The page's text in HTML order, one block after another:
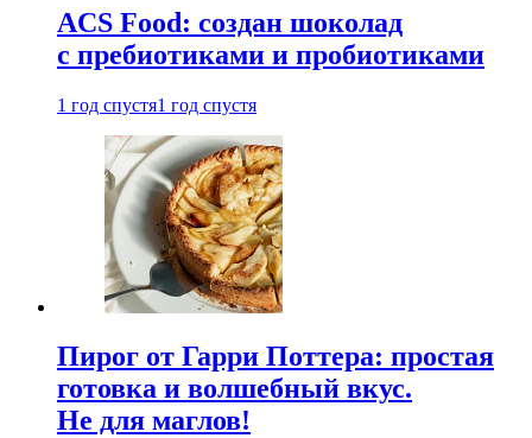
ACS Food: создан шоколад
с пребиотиками и пробиотиками
1 год спустя1 год спустя
Пирог от Гарри Поттера: простая
готовка и волшебный вкус.
Не для маглов!